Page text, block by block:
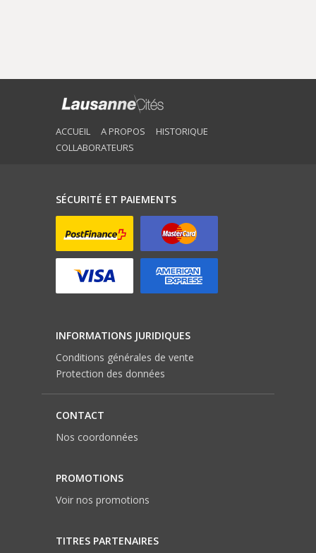
ACCUEIL A PROPOS
HISTORIQUE
COLLABORATEURS
SÉCURITÉ ET PAIEMENTS
INFORMATIONS JURIDIQUES
Conditions générales de vente
Protection des données
CONTACT
Nos coordonnées
PROMOTIONS
Voir nos promotions
TITRES PARTENAIRES